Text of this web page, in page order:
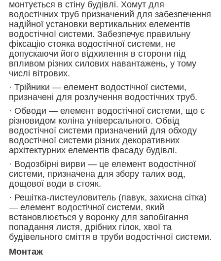
монтується в стіну будівлі. Хомут для
водостічних труб призначений для забезпечення
надійної установки вертикальних елементів
водостічної системи. Забезпечує правильну
фіксацію стояка водостічної системи, не
допускаючи його відхилення в сторони під
впливом різних силових навантажень, у тому
числі вітрових.
· Трійники — елемент водостічної системи,
призначені для розлучення водостічних труб.
· Обводи — елемент водостічної системи, що є
різновидом коліна універсального. Обвід
водостічної системи призначений для обходу
водостічної системи різних декоративних
архітектурних елементів фасаду будівлі.
· Водозбірні вирви — це елемент водостічної
системи, призначена для збору талих вод,
дощової води в стояк.
· Решітка-листеуловитель (павук, захисна сітка)
— елемент водостічної системи, який
встановлюється у воронку для запобігання
попадання листя, дрібних гілок, хвої та
будівельного сміття в труби водостічної системи.
Монтаж